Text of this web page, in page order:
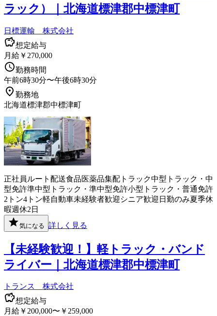
ラック）｜北海道標津郡中標津町
日標運輸 株式会社
想定給与
月給￥270,000
勤務時間
午前6時30分〜午後6時30分
勤務地
北海道標津郡中標津町
正社員 ルート配送食品医薬品集配 トラック中型トラック・中
型免許準中型トラック・準中型免許小型トラック・普通免許
2トン4トン軽自動車未経験者歓迎 シニア歓迎 日勤のみ夏季休
暇週休2日
気になる 詳しく見る
【未経験歓迎！】軽トラック・バンド
ライバー｜北海道標津郡中標津町
トランス 株式会社
想定給与
月給￥200,000〜￥259,000